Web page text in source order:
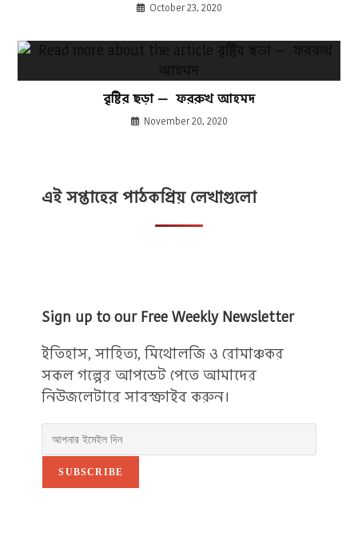
October 23, 2020
বৃষ্টির ছড়া — ফররুখ আহমদ
November 20, 2020
এই সপ্তাহের পাঠকপ্রিয় লেখাগুলো
Sign up to our Free Weekly Newsletter
ইতিহাস, সাহিত্য, মিথোলজি ও রোমাঞ্চকর
সকল গল্পের আপডেট পেতে আমাদের
নিউজলেটারে সাবস্ক্রাইব করুন।
SUBSCRIBE